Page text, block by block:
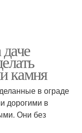
камня
в ограде
дорогими в
Они без